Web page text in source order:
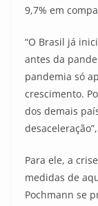
9,7% em
“O Brasil já
antes da
pandemia só
crescimento.
dos demais
Para ele, a
medidas de
Pochmann se